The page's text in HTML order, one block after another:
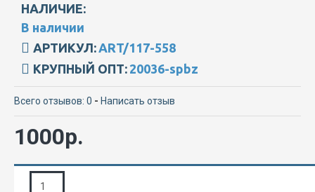
НАЛИЧИЕ:
В наличии
АРТИКУЛ: ART/117-558
КРУПНЫЙ ОПТ: 20036-spbz
Всего отзывов: 0 - Написать отзыв
1000р.